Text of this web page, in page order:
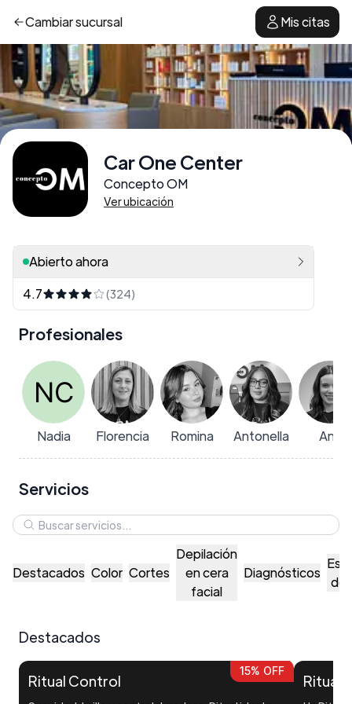
Cambiarsucursal Mis citas
Car One Center
Concepto OM
Ver ubicación
Abierto ahora
4.7
(324)
Profesionales
Nadia Florencia Romina Antonella Ana
Servicios
Destacados Color Cortes
Depilación
en cera
facial
Diagnósticos
de
Destacados
15% OFF
Ritual Control Ritual